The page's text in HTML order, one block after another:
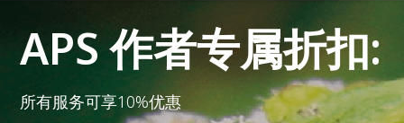
APS 作者专属折扣:
所有服务可享10%优惠